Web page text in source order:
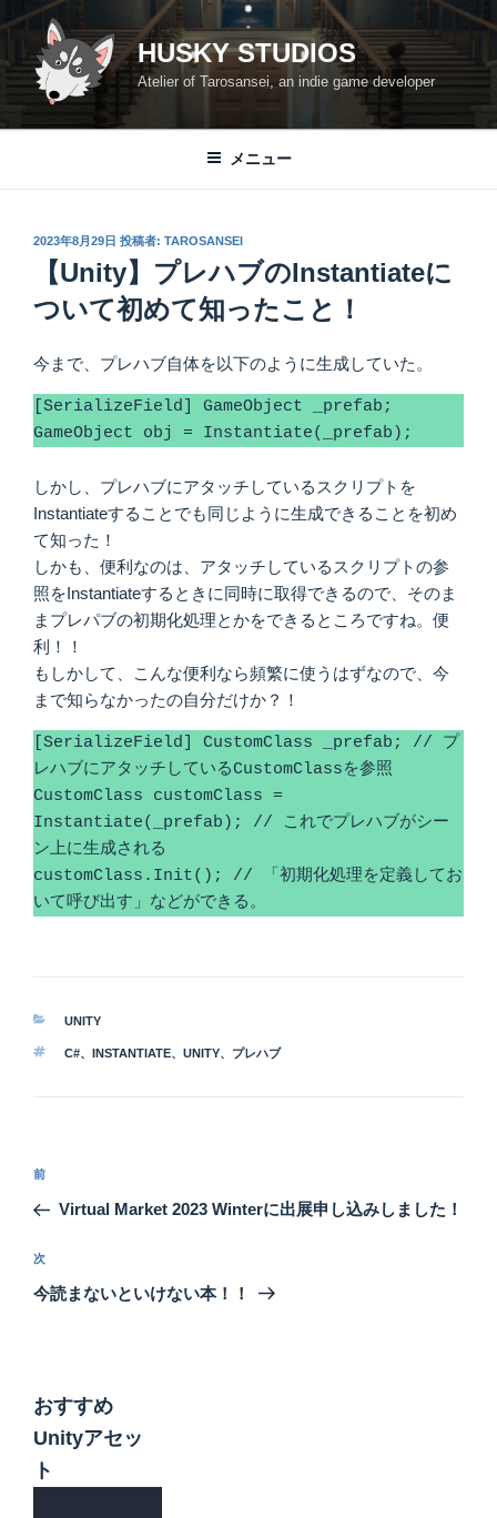
テ
HUSKY STUDIOS
Atelier of Tarosansei, an indie game developer
メニュー
投
2023年8月29日 投稿者: TAROSANSEI
【Unity】プレハブのInstantiateに
ついて初めて知ったこと！
今まで、プレハブ自体を以下のように生成していた。
[SerializeField] GameObject _prefab;
GameObject obj = Instantiate(_prefab);
しかし、プレハブにアタッチしているスクリプトを
Instantiateすることでも同じように生成できることを初め
て知った！
しかも、便利なのは、アタッチしているスクリプトの参
照をInstantiateするときに同時に取得できるので、そのま
まプレパブの初期化処理とかをできるところですね。便
利！！
もしかして、こんな便利なら頻繁に使うはずなので、今
まで知らなかったの自分だけか？！
[SerializeField] CustomClass _prefab; // プ
レハブにアタッチしているCustomClassを参照
CustomClass customClass =
Instantiate(_prefab); // これでプレハブがシー
ン上に生成される
customClass.Init(); // 「初期化処理を定義してお
いて呼び出す」などができる。
カ
ゴ
ー
UNITY
タ
C#、 INSTANTIATE、 UNITY、 プレハブ
投
ナ
ビ
ゲ
ン
前
の
稿
前
Virtual Market 2023 Winterに出展申し込みしました！
次
の
次
今読まないといけない本！！
おすすめ
Unityアセッ
ト